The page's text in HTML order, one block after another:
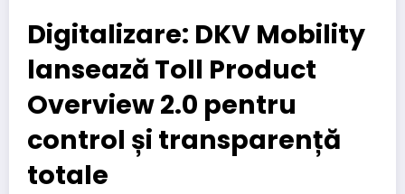
Digitalizare: DKV Mobility
lansează Toll Product
Overview 2.0 pentru
control și transparență
totale